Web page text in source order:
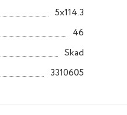
5x114.3
46
Skad
3310605